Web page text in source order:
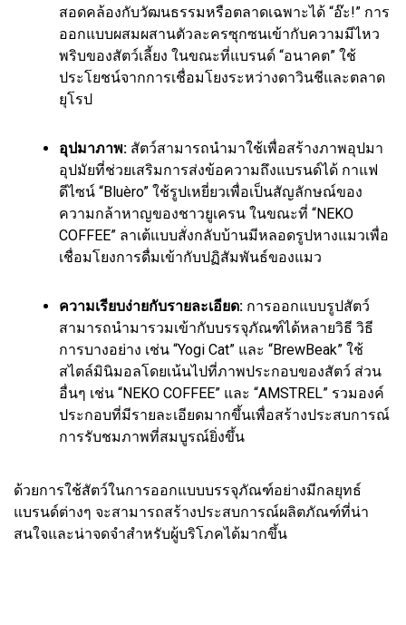
สอดคล้องกับวัฒนธรรมหรือตลาดเฉพาะได้ “อ๊ะ!” การ
ออกแบบผสมผสานตัวละครซุกซนเข้ากับความมีไหว
พริบของสัตว์เลี้ยง ในขณะที่แบรนด์ “อนาคต” ใช้
ประโยชน์จากการเชื่อมโยงระหว่างดาวินชีและตลาด
ยุโรป
อุปมาภาพ: สัตว์สามารถนำมาใช้เพื่อสร้างภาพอุปมา
อุปมัยที่ช่วยเสริมการส่งข้อความถึงแบรนด์ได้ กาแฟ
ดีไซน์ “Bluèro” ใช้รูปเหยี่ยวเพื่อเป็นสัญลักษณ์ของ
ความกล้าหาญของชาวยูเครน ในขณะที่ “NEKO
COFFEE” ลาเต้แบบสั่งกลับบ้านมีหลอดรูปหางแมวเพื่อ
เชื่อมโยงการดื่มเข้ากับปฏิสัมพันธ์ของแมว
ความเรียบง่ายกับรายละเอียด: การออกแบบรูปสัตว์
สามารถนำมารวมเข้ากับบรรจุภัณฑ์ได้หลายวิธี วิธี
การบางอย่าง เช่น “Yogi Cat” และ “BrewBeak” ใช้
สไตล์มินิมอลโดยเน้นไปที่ภาพประกอบของสัตว์ ส่วน
อื่นๆ เช่น “NEKO COFFEE” และ “AMSTREL” รวมองค์
ประกอบที่มีรายละเอียดมากขึ้นเพื่อสร้างประสบการณ์
การรับชมภาพที่สมบูรณ์ยิ่งขึ้น
ด้วยการใช้สัตว์ในการออกแบบบรรจุภัณฑ์อย่างมีกลยุทธ์
แบรนด์ต่างๆ จะสามารถสร้างประสบการณ์ผลิตภัณฑ์ที่น่า
สนใจและน่าจดจำสำหรับผู้บริโภคได้มากขึ้น